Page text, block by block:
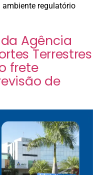
ambiente regulatório
Agência
Terrestres
frete
de